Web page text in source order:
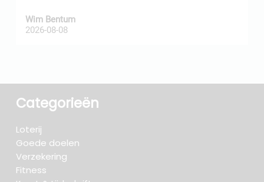
Wim Bentum
2026-08-08
Categorieën
Loterij
Goede doelen
Verzekering
Fitness